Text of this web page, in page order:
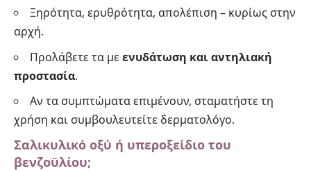
Ξηρότητα, ερυθρότητα, απολέπιση – κυρίως στην
αρχή.
Προλάβετε τα μεενυδάτωση και αντηλιακή
προστασία.
Αν τα συμπτώματα επιμένουν, σταματήστε τη
χρήση και συμβουλευτείτε δερματολόγο.
Σαλικυλικό οξύ ή υπεροξείδιο του
βενζοϋλίου;